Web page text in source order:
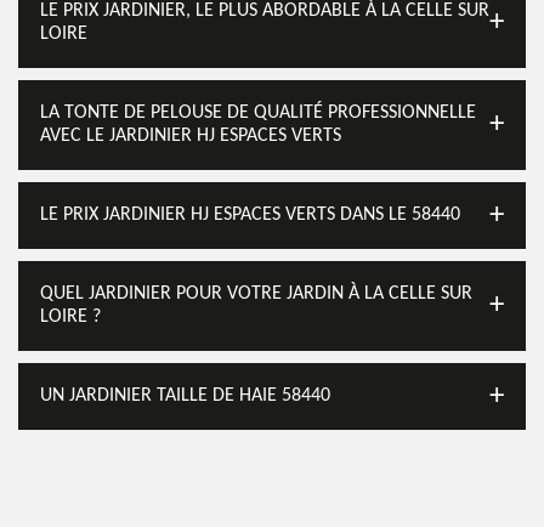
LE PRIX JARDINIER, LE PLUS ABORDABLE À LA CELLE SUR
LOIRE
LA TONTE DE PELOUSE DE QUALITÉ PROFESSIONNELLE
AVEC LE JARDINIER HJ ESPACES VERTS
LE PRIX JARDINIER HJ ESPACES VERTS DANS LE 58440
QUEL JARDINIER POUR VOTRE JARDIN À LA CELLE SUR
LOIRE ?
UN JARDINIER TAILLE DE HAIE 58440